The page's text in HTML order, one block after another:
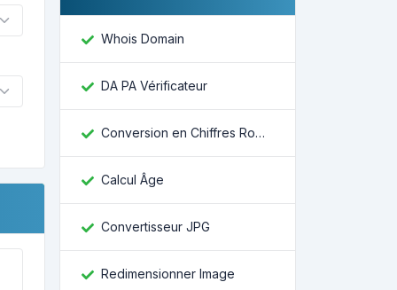
Whois Domain
DA PA Vérificateur
Conversion en Chiffres Romains
Calcul Âge
Convertisseur JPG
Redimensionner Image